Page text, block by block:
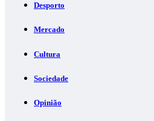
Desporto
Mercado
Cultura
Sociedade
Opinião